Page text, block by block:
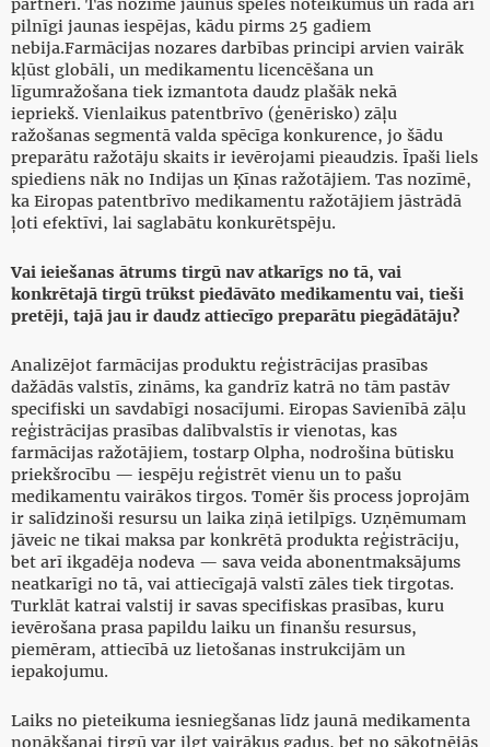
partneri. Tas nozīmē jaunus spēles noteikumus un rada arī
pilnīgi jaunas iespējas, kādu pirms 25 gadiem
nebija.Farmācijas nozares darbības principi arvien vairāk
kļūst globāli, un medikamentu licencēšana un
līgumražošana tiek izmantota daudz plašāk nekā
iepriekš. Vienlaikus patentbrīvo (ģenērisko) zāļu
ražošanas segmentā valda spēcīga konkurence, jo šādu
preparātu ražotāju skaits ir ievērojami pieaudzis. Īpaši liels
spiediens nāk no Indijas un Ķīnas ražotājiem. Tas nozīmē,
ka Eiropas patentbrīvo medikamentu ražotājiem jāstrādā
ļoti efektīvi, lai saglabātu konkurētspēju.
Vai ieiešanas ātrums tirgū nav atkarīgs no tā, vai
konkrētajā tirgū trūkst piedāvāto medikamentu vai, tieši
pretēji, tajā jau ir daudz attiecīgo preparātu piegādātāju?
Analizējot farmācijas produktu reģistrācijas prasības
dažādās valstīs, zināms, ka gandrīz katrā no tām pastāv
specifiski un savdabīgi nosacījumi. Eiropas Savienībā zāļu
reģistrācijas prasības dalībvalstīs ir vienotas, kas
farmācijas ražotājiem, tostarp Olpha, nodrošina būtisku
priekšrocību — iespēju reģistrēt vienu un to pašu
medikamentu vairākos tirgos. Tomēr šis process joprojām
ir salīdzinoši resursu un laika ziņā ietilpīgs. Uzņēmumam
jāveic ne tikai maksa par konkrētā produkta reģistrāciju,
bet arī ikgadēja nodeva — sava veida abonentmaksājums
neatkarīgi no tā, vai attiecīgajā valstī zāles tiek tirgotas.
Turklāt katrai valstij ir savas specifiskas prasības, kuru
ievērošana prasa papildu laiku un finanšu resursus,
piemēram, attiecībā uz lietošanas instrukcijām un
iepakojumu.
Laiks no pieteikuma iesniegšanas līdz jaunā medikamenta
nonākšanai tirgū var ilgt vairākus gadus, bet no sākotnējās